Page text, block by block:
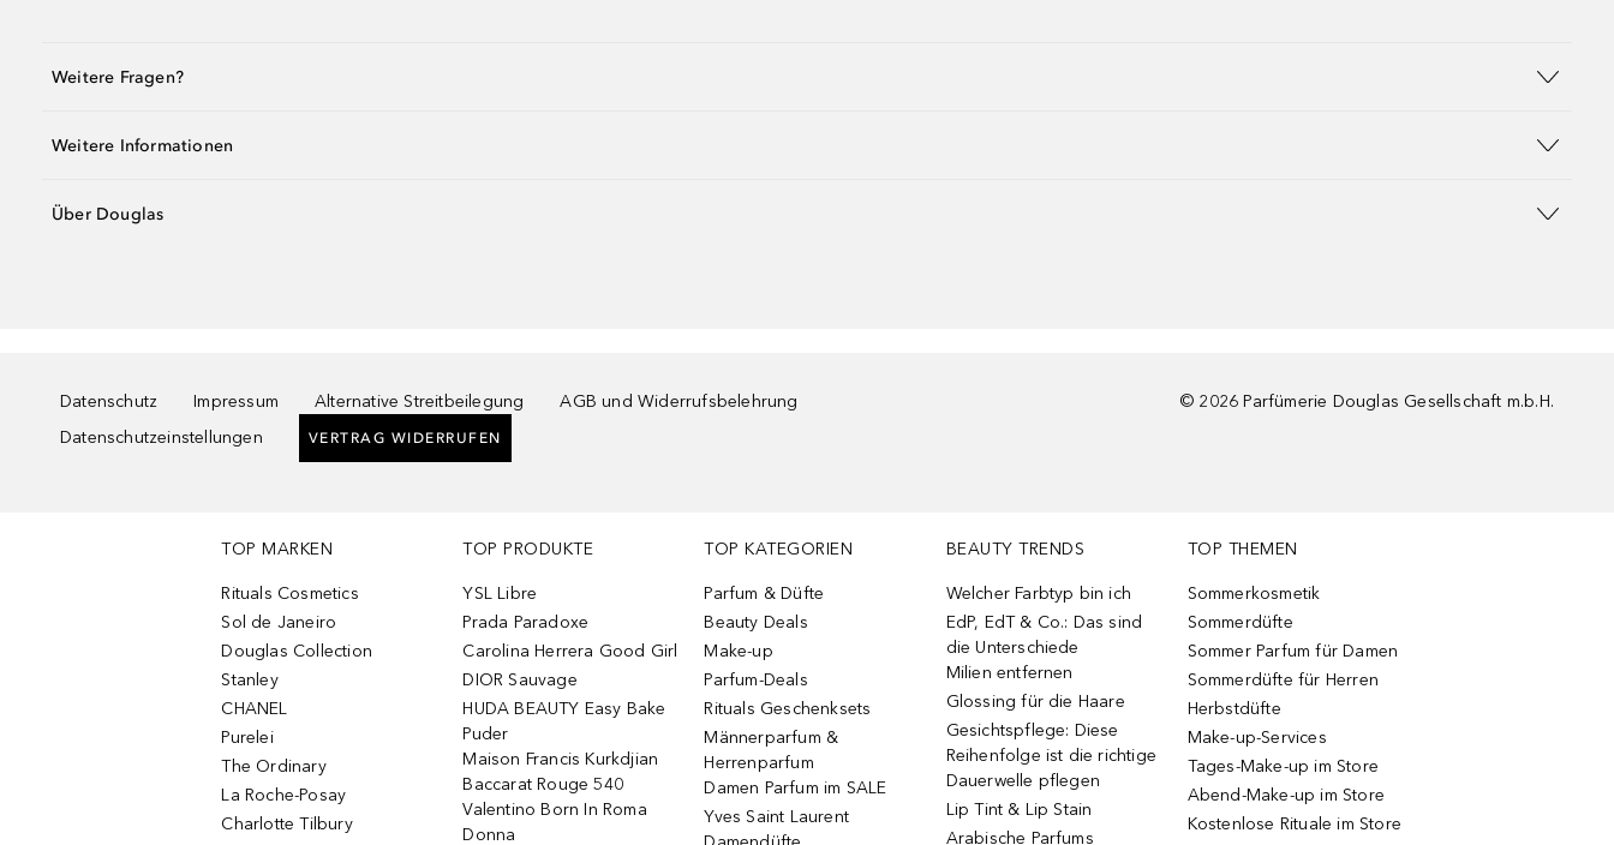
Weitere Fragen?
Weitere Informationen
Über Douglas
Datenschutz Impressum Alternative Streitbeilegung
AGB und Widerrufsbelehrung
Datenschutzeinstellungen
VERTRAG WIDERRUFEN
© 2026 Parfümerie Douglas Gesellschaft m.b.H.
TOP MARKEN
Rituals Cosmetics
Sol de Janeiro
Douglas Collection
Stanley
CHANEL
Purelei
The Ordinary
La Roche-Posay
Charlotte Tilbury
TOP PRODUKTE
YSL Libre
Prada Paradoxe
Carolina Herrera Good Girl
DIOR Sauvage
HUDA BEAUTY Easy Bake
Puder
Maison Francis Kurkdjian
Baccarat Rouge 540
Valentino Born In Roma
Donna
TOP KATEGORIEN
Parfum & Düfte
Beauty Deals
Make-up
Parfum-Deals
Rituals Geschenksets
Männerparfum &
Herrenparfum
Damen Parfum im SALE
Yves Saint Laurent
BEAUTY TRENDS
Welcher Farbtyp bin ich
EdP, EdT & Co.: Das sind
die Unterschiede
Milien entfernen
Glossing für die Haare
Gesichtspflege: Diese
Reihenfolge ist die richtige
Dauerwelle pflegen
Lip Tint & Lip Stain
Arabische Parfums
TOP THEMEN
Sommerkosmetik
Sommerdüfte
Sommer Parfum für Damen
Sommerdüfte für Herren
Herbstdüfte
Make-up-Services
Tages-Make-up im Store
Abend-Make-up im Store
Kostenlose Rituale im Store